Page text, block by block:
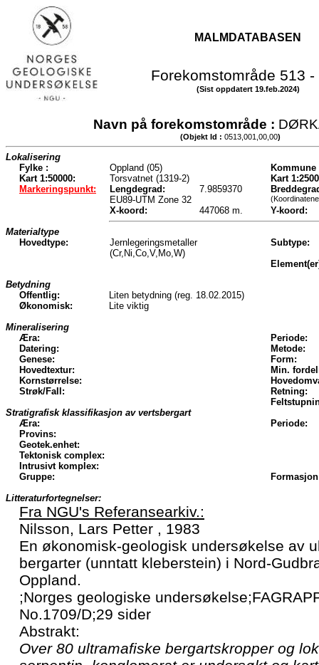
MALMDATABASEN
Forekomstområde 513 -
(Sist oppdatert 19.feb.2024)
Navn på forekomstområde :
(Objekt Id : 0513,001,00,00)
Lokalisering
Fylke :
Oppland (05)
Kommune
Kart 1:50000:
Torsvatnet (1319-2)
Kart
Markeringspunkt:
Lengdegrad: 7.9859370
EU89-UTM Zone 32
X-koord: 447068 m.
Y-koord:
Materialtype
Hovedtype:
Jernlegeringsmetaller
(Cr,Ni,Co,V,Mo,W)
Subtype:
Betydning
Offentlig:
Liten betydning (reg. 18.02.2015)
Økonomisk:
Lite viktig
Mineralisering
Æra:
Periode:
Datering:
Metode:
Genese:
Form:
Hovedtextur:
Min.
Kornstørrelse:
Strøk/Fall:
Retning:
Stratigrafisk klassifikasjon av vertsbergart
Æra:
Periode:
Provins:
Geotek.enhet:
Tektonisk complex:
Intrusivt komplex:
Gruppe:
Litteraturfortegnelser:
Fra NGU's Referansearkiv.:
Nilsson, Lars Petter , 1983
En økonomisk-geologisk undersøkelse av
bergarter (unntatt kleberstein) i Nord-
Oppland.
;Norges geologiske
No.1709/D;29 sider
Abstrakt:
Over 80 ultramafiske bergartskropper og